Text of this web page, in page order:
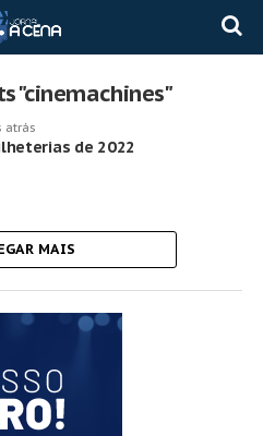
"cinemachines"
atrás
de 2022
MAIS